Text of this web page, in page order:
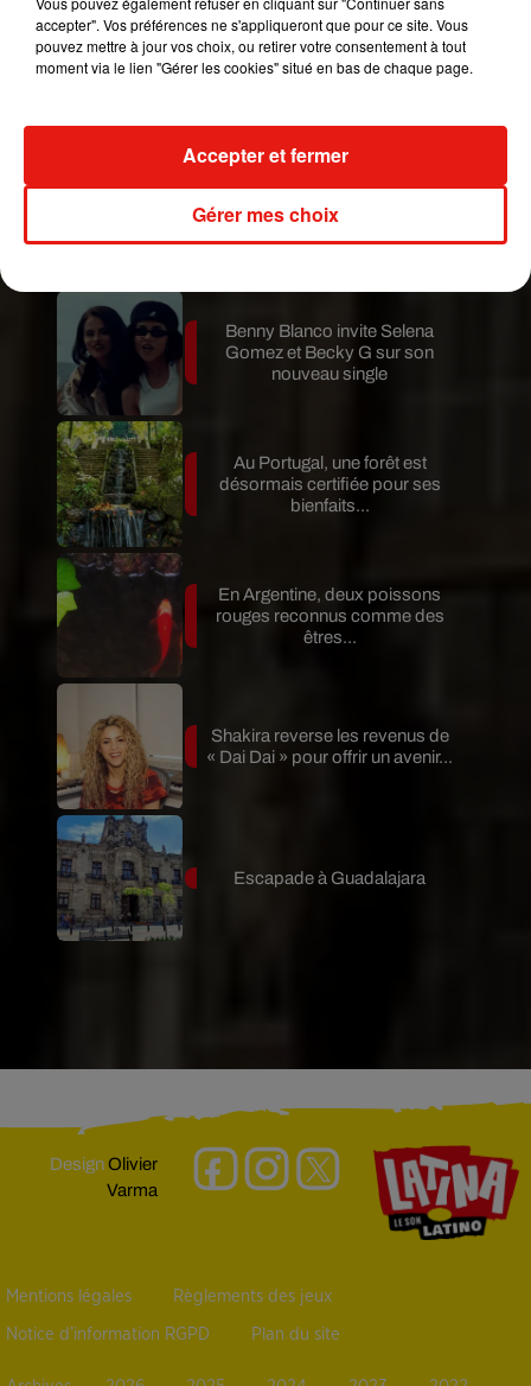
Publié : 23 novembre 2020 à 12h00 par Lucas
réduit avec une réduction de la hauteur du
bâtiment et moins de commerces.
Mundo Latino
Au Guatemala, le volcan de
Benny Blanco invite Selena
Gomez et Becky G sur son
nouveau single
Au Portugal, une forêt est
désormais certifiée pour ses
bienfaits...
En Argentine, deux poissons
rouges reconnus comme des
êtres...
Shakira reverse les revenus de
« Dai Dai » pour offrir un avenir...
Escapade à Guadalajara
DesignOlivier
Varma
Mentions légales Règlements des jeux
Notice d’information RGPD Plan du site
accepter". Vos préférences ne s'appliqueront que pour ce site. Vous
pouvez mettre à jour vos choix, ou retirer votre consentement à tout
moment via le lien "Gérer les cookies" situé en bas de chaque page.
Gérer mes choix
Accepter et fermer